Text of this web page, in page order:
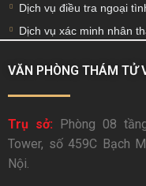
Dịch vụ điều tra ngoại
Dịch vụ xác minh nhân
VĂN PHÒNG THÁM TỬ
Trụ sở: Phòng 08
Tower, số 459C Bạch
Nội.